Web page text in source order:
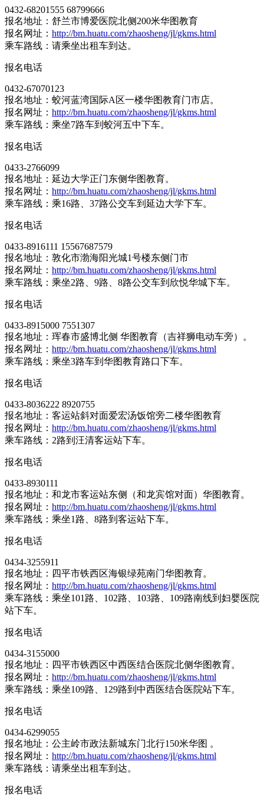
0432-68201555 68799666
报名地址：舒兰市博爱医院北侧200米华图教育
报名网址： http://bm.huatu.com/zhaosheng/jl/gkms.html
乘车路线：请乘坐出租车到达。
报名电话
0432-67070123
报名地址：蛟河蓝湾国际A区一楼华图教育门市店。
报名网址： http://bm.huatu.com/zhaosheng/jl/gkms.html
乘车路线：乘坐7路车到蛟河五中下车。
报名电话
0433-2766099
报名地址：延边大学正门东侧华图教育。
报名网址： http://bm.huatu.com/zhaosheng/jl/gkms.html
乘车路线：乘16路、37路公交车到延边大学下车。
报名电话
0433-8916111 15567687579
报名地址：敦化市渤海阳光城1号楼东侧门市
报名网址： http://bm.huatu.com/zhaosheng/jl/gkms.html
乘车路线：乘坐2路、9路、8路公交车到欣悦华城下车。
报名电话
0433-8915000 7551307
报名地址：珲春市盛博北侧 华图教育（吉祥狮电动车旁）。
报名网址： http://bm.huatu.com/zhaosheng/jl/gkms.html
乘车路线：乘坐3路车到华图教育路口下车。
报名电话
0433-8036222 8920755
报名地址：客运站斜对面爱宏汤饭馆旁二楼华图教育
报名网址： http://bm.huatu.com/zhaosheng/jl/gkms.html
乘车路线：2路到汪清客运站下车。
报名电话
0433-8930111
报名地址：和龙市客运站东侧（和龙宾馆对面）华图教育。
报名网址： http://bm.huatu.com/zhaosheng/jl/gkms.html
乘车路线：乘坐1路、8路到客运站下车。
报名电话
0434-3255911
报名地址：四平市铁西区海银绿苑南门华图教育。
报名网址： http://bm.huatu.com/zhaosheng/jl/gkms.html
乘车路线：乘坐101路、102路、103路、109路南线到妇婴医院
站下车。
报名电话
0434-3155000
报名地址：四平市铁西区中西医结合医院北侧华图教育。
报名网址： http://bm.huatu.com/zhaosheng/jl/gkms.html
乘车路线：乘坐109路、129路到中西医结合医院站下车。
报名电话
0434-6299055
报名地址：公主岭市政法新城东门北行150米华图 。
报名网址： http://bm.huatu.com/zhaosheng/jl/gkms.html
乘车路线：请乘坐出租车到达。
报名电话